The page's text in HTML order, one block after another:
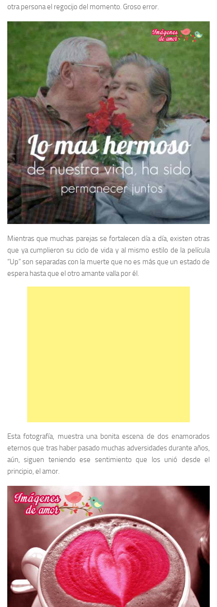
otra persona el regocijo del momento. Groso error.
Mientras que muchas parejas se fortalecen día a día, existen otras
que ya cumplieron su ciclo de vida y al mismo estilo de la película
“Up” son separadas con la muerte que no es más que un estado de
espera hasta que el otro amante valla por él.
Esta fotografía, muestra una bonita escena de dos enamorados
eternos que tras haber pasado muchas adversidades durante años,
aún, siguen teniendo ese sentimiento que los unió desde el
principio, el amor.